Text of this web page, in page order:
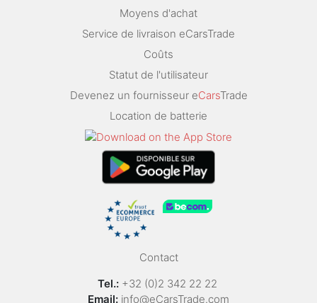
Moyens d'achat
Service de livraison eCarsTrade
Coûts
Statut de l'utilisateur
Devenez un fournisseur eCarsTrade
Location de batterie
Contact
Tel.: +32 (0)2 342 22 22
Email: info@eCarsTrade.com